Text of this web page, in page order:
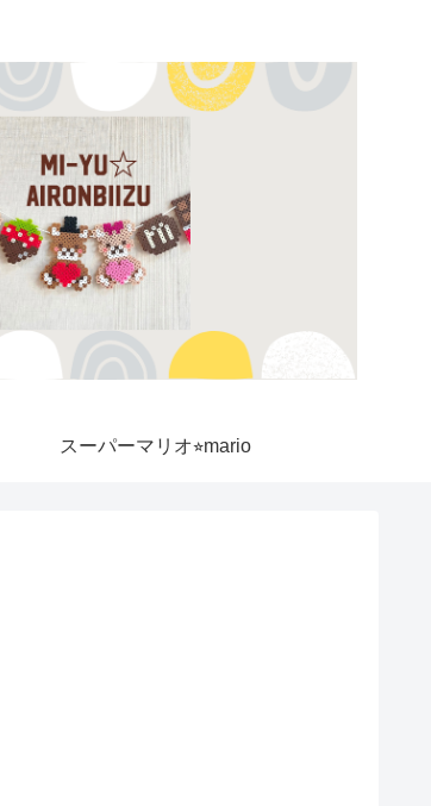
スーパーマリオ⭐︎mario